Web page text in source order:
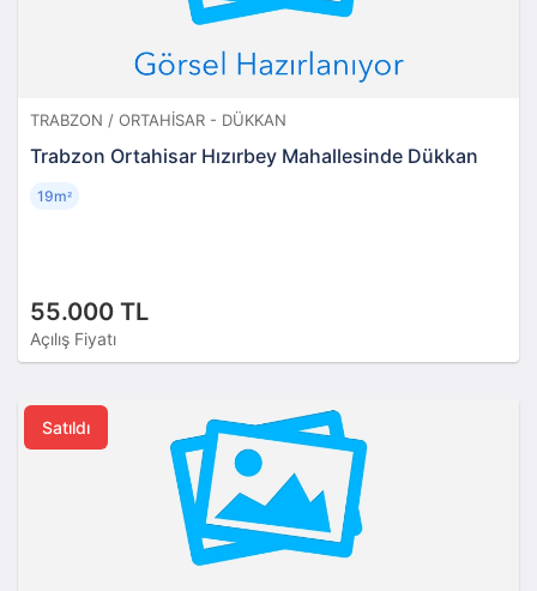
TRABZON / ORTAHISAR - DÜKKAN
Trabzon Ortahisar Hızırbey Mahallesinde Dükkan
55.000 TL
Açılış Fiyatı
19m²
Satıldı